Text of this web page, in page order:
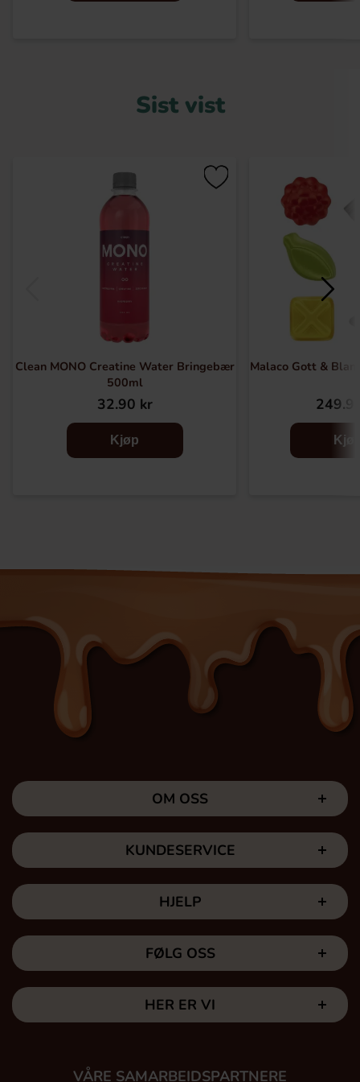
Sist vist
Clean MONO Creatine Water Bringebær
500ml
32.90 kr
Kjøp
Malaco Gott &
OM OSS
KUNDESERVICE
HJELP
FØLG OSS
HER ER VI
VÅRE SAMARBEIDSPARTNERE